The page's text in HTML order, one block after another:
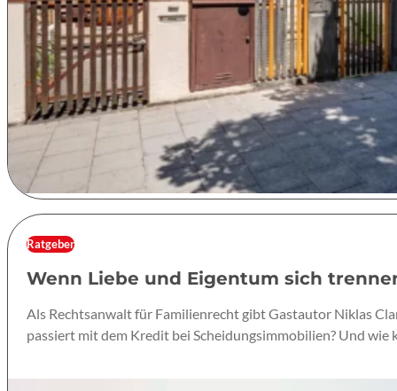
Ratgeber
Wenn Liebe und Eigentum sich
Als Rechtsanwalt für Familienrecht gibt Gastautor Niklas
passiert mit dem Kredit bei Scheidungsimmobilien? Und wie